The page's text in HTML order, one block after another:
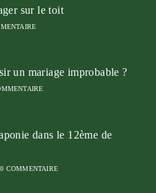
sur le toit
un mariage improbable ?
dans le 12ème de
0 COMMENTAIRE